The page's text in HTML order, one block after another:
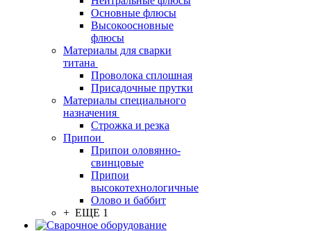
Основные флюсы
Высокоосновные
флюсы
Материалы для сварки
титана
Проволока сплошная
Присадочные прутки
Материалы специального
назначения
Строжка и резка
Припои
Припои оловянно-
свинцовые
Припои
высокотехнологичные
Олово и баббит
+ ЕЩЕ 1